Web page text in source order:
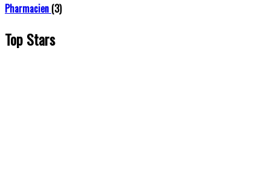
Pharmacien (3)
Top Stars